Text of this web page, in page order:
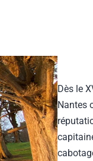
Dès le
Nantes